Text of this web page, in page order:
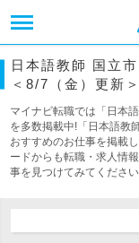
日本語教師 国立
＜8/7（金）更新＞
マイナビ転職では「日本
を多数掲載中!「日本語教
おすすめのお仕事を掲載
ードからも転職・求人情
事を見つけてみてくださ